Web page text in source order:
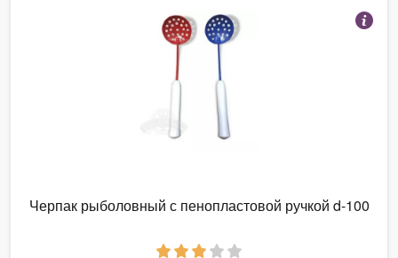
Черпак рыболовный с пенопластовой ручкой d-100